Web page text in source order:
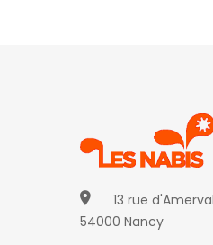
13 rue d'Amerval
54000 Nancy